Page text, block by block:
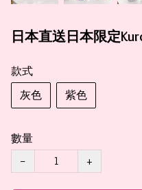
日本直送日本限定
款式
灰色
紫色
數量
−
+